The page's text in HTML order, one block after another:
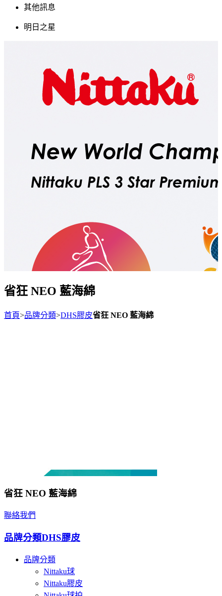
其他訊息
明日之星
省狂 NEO 藍海綿
首頁>品牌分類>DHS膠皮省狂 NEO 藍海綿
省狂 NEO 藍海綿
聯絡我們
品牌分類DHS膠皮
品牌分類
Nittaku球
Nittaku膠皮